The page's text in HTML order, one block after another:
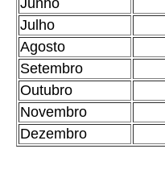
Junho
Julho
Agosto
Setembro
Outubro
Novembro
Dezembro